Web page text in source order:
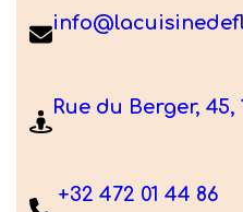
Rue du Berger,
+32 472 01 44 86